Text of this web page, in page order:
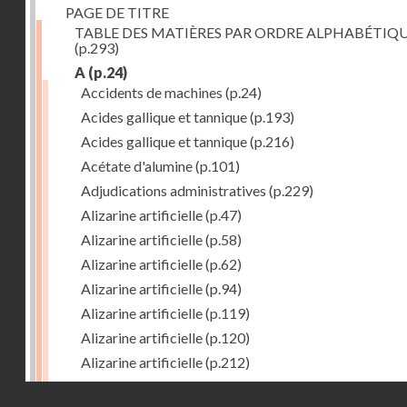
PAGE DE TITRE
TABLE DES MATIÈRES PAR ORDRE
(p.293)
A (p.24)
Accidents de machines (p.24)
Acides gallique et tannique(p.193)
Acides gallique et tannique(p.216)
Acétate d'alumine(p.101)
Adjudications administratives (p.229)
Alizarine artificielle(p.47)
Alizarine artificielle(p.58)
Alizarine artificielle(p.62)
Alizarine artificielle(p.94)
Alizarine artificielle(p.119)
Alizarine artificielle(p.120)
Alizarine artificielle(p.212)
Alizarine artificielle(p.256)